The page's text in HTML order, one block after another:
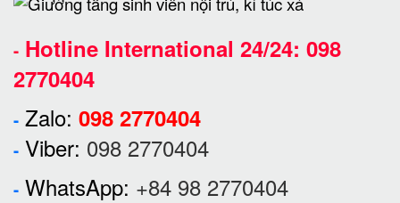
- Hotline International 24/24: 098
2770404
- Zalo: 098 2770404
- Viber: 098 2770404
- WhatsApp: +84 98 2770404